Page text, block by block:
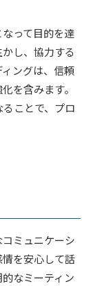
って目的を達
し、協力する
ングは、信頼
を含みます。
ことで、プロ
ミュニケーシ
を安心して話
なミーティン